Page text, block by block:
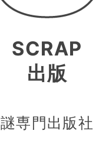
SCRAP
出版
謎専門出版社